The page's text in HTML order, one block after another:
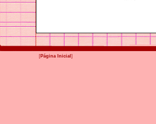
[Página Inicial ]